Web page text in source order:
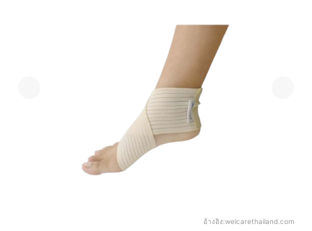
อ้างอิง:welcarethailand.com